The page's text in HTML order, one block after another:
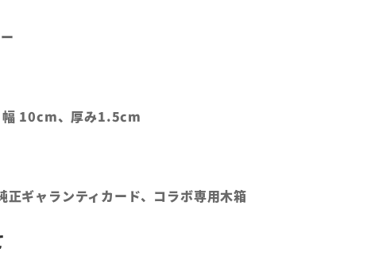
10cm、厚み1.5cm
ギャランティカード、コラボ専用木箱